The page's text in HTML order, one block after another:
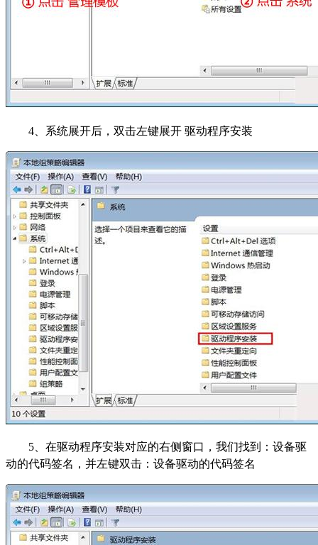
4、系统展开后，双击左键展开 驱动程序安装
5、在驱动程序安装对应的右侧窗口，我们找到：设备驱
动的代码签名，并左键双击：设备驱动的代码签名